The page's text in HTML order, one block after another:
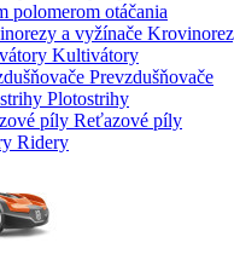
polomerom otáčania
Kultivátory
Prevzdušňovače
Plotostrihy
Reťazové píly
Ridery